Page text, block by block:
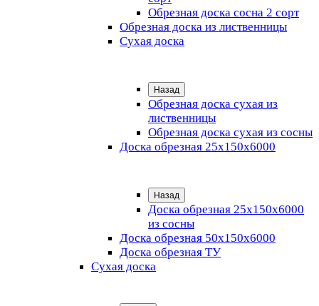
Обрезная доска сосна 2 сорт
Обрезная доска из лиственницы
Сухая доска
Назад
Обрезная доска сухая из
лиственницы
Обрезная доска сухая из сосны
Доска обрезная 25х150х6000
Назад
Доска обрезная 25x150x6000
из сосны
Доска обрезная 50х150х6000
Доска обрезная ТУ
Сухая доска